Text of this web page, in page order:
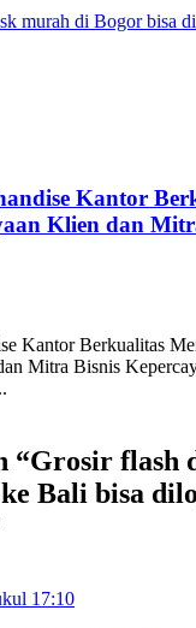
murah di Bogor bisa
Kantor
Klien dan
Kantor Berkualitas
Mitra Bisnis
“Grosir flash
Bali bisa
17:10